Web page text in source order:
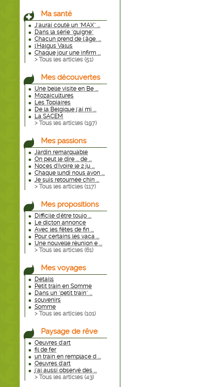
Ma santé
J'aurai couté un "MAX" ...
Dans la série "guigne"
Chacun prend de l'âge. ...
l'Halgus Valus
Chaque jour une infirm ...
> Tous les articles (51)
Mes découvertes
Une belle visite en Be ...
Mozaicultures
Les Topiaires
De la Belgique j'ai mi ...
La SACEM
> Tous les articles (197)
Mes passions
Jardin remarquable
On peut le dire ... de ...
Noces d'Ivoire le 2 ju ...
Chaque lundi nous avon ...
Je suis retournée chin ...
> Tous les articles (117)
Mes propositions
Difficile d'être toujo ...
Le dicton annonce
Avec les fêtes de fin ...
Pour certains les vaca ...
Une nouvelle réunion e ...
> Tous les articles (61)
Mes voyages
Details
Petit train en Somme
Dans un "petit train" ...
souvenirs
Somme
> Tous les articles (101)
Paysage de rêve
Oeuvres d'art
fil de fer
un train en remplace d ...
Oeuvres d'art
j'ai aussi observé des ...
> Tous les articles (43)